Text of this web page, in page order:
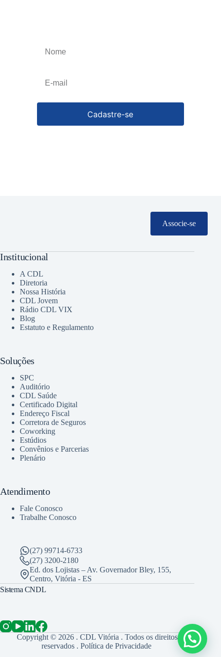
Cadastre-se
Associe-se
Institucional
A CDL
Diretoria
Nossa História
CDL Jovem
Rádio CDL VIX
Blog
Estatuto e Regulamento
Soluções
SPC
Auditório
CDL Saúde
Certificado Digital
Endereço Fiscal
Corretora de Seguros
Coworking
Estúdios
Convênios e Parcerias
Plenário
Atendimento
Fale Conosco
Trabalhe Conosco
(27) 99714-6733
(27) 3200-2180
Ed. dos Lojistas – Av. Governador Bley, 155,
Centro, Vitória - ES
Sistema CNDL
Copyright © 2026 . CDL Vitória . Todos os direitos
reservados . Política de Privacidade